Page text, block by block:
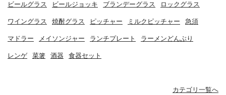
ビールグラス ビールジョッキ ブランデーグラス ロックグラス
ワイングラス 焼酎グラス ピッチャー ミルクピッチャー 急須
マドラー メイソンジャー ランチプレート ラーメンどんぶり
レンゲ 菜箸 酒器 食器セット
カテゴリ一覧へ